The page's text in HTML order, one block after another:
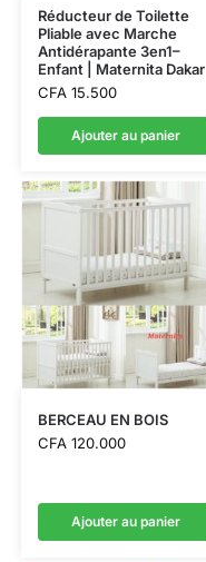
Réducteur de Toilette
Pliable avec Marche
Antidérapante 3en1–
Enfant | Maternita Dakar
CFA15.500
Ajouter au panier
BERCEAU EN BOIS
CFA120.000
Ajouter au panier